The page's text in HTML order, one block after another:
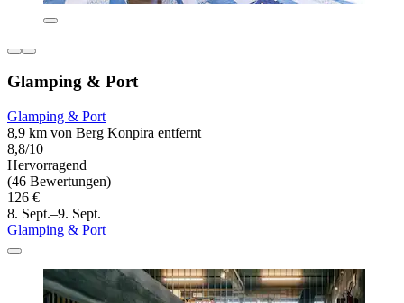
Glamping & Port
Glamping & Port
8,9 km von Berg Konpira entfernt
8,8/10
Hervorragend
(46 Bewertungen)
126 €
8. Sept.–9. Sept.
Glamping & Port